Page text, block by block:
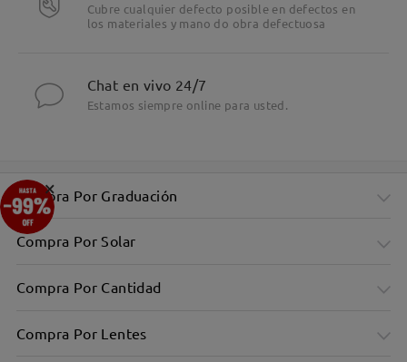
Cubre cualquier defecto posible en defectos en
los materiales y mano do obra defectuosa
Chat en vivo 24/7
Estamos siempre online para usted.
Compra Por Graduación
Compra Por Solar
Compra Por Cantidad
Compra Por Lentes
×